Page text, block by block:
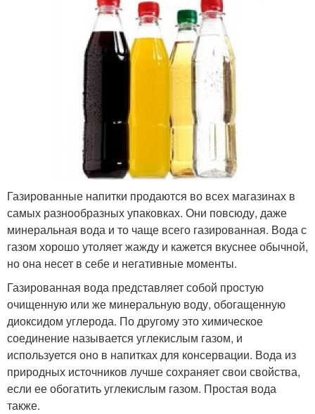
Газированные напитки продаются во всех магазинах в
самых разнообразных упаковках. Они повсюду, даже
минеральная вода и то чаще всего газированная. Вода с
газом хорошо утоляет жажду и кажется вкуснее обычной,
но она несет в себе и негативные моменты.
Газированная вода представляет собой простую
очищенную или же минеральную воду, обогащенную
диоксидом углерода. По другому это химическое
соединение называется углекислым газом, и
используется оно в напитках для консервации. Вода из
природных источников лучше сохраняет свои свойства,
если ее обогатить углекислым газом. Простая вода
также.